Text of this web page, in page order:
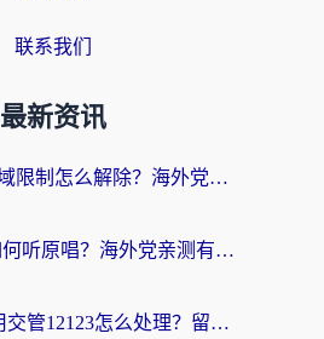
联系我们
最新资讯
优酷手机app地域限制怎么解除？海外党亲测有效的追剧方案
全民K歌国外如何听原唱？海外党亲测有效的回国加速器选择指南
在海外如果使用交管12123怎么处理？留学生亲测有效的回国加速方案